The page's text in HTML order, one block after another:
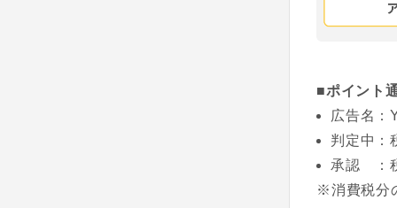
■ポイント
広告名：
判定中：
承認 ：
※消費税分